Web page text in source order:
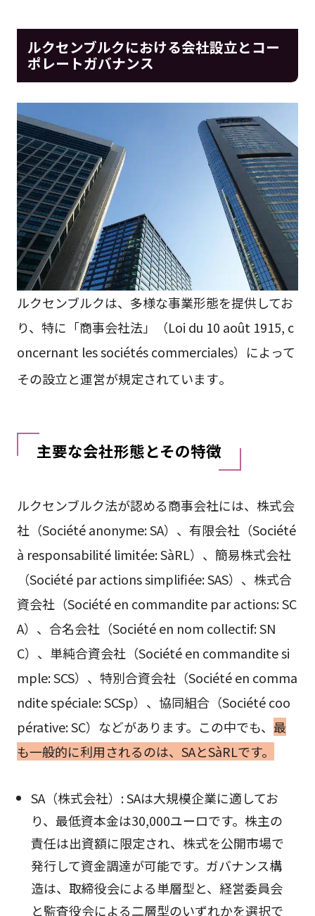
ルクセンブルクにおける会社設立とコー
ポレートガバナンス
ルクセンブルクは、多様な事業形態を提供してお
り、特に「商事会社法」（Loi du 10 août 1915, c
oncernant les sociétés commerciales）によって
その設立と運営が規定されています。
主要な会社形態とその特徴
ルクセンブルク法が認める商事会社には、株式会
社（Société anonyme: SA）、有限会社（Société
à responsabilité limitée: SàRL）、簡易株式会社
（Société par actions simplifiée: SAS）、株式合
資会社（Société en commandite par actions: SC
A）、合名会社（Société en nom collectif: SN
C）、単純合資会社（Société en commandite si
mple: SCS）、特別合資会社（Société en comma
ndite spéciale: SCSp）、協同組合（Société coo
pérative: SC）などがあります。この中でも、 最
も一般的に利用されるのは、SAとSàRLです。
SA（株式会社）: SAは大規模企業に適してお
り、最低資本金は30,000ユーロです。株主の
責任は出資額に限定され、株式を公開市場で
発行して資金調達が可能です。ガバナンス構
造は、取締役会による単層型と、経営委員会
と監査役会による二層型のいずれかを選択で